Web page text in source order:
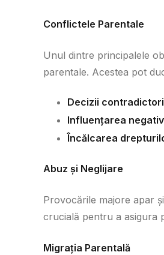
Conflictele Parentale
Unul dintre principalele
parentale. Acestea pot
Decizii
Influențarea
Încălcarea
Abuz și Neglijare
Provocările majore apar
crucială pentru a asigura
Migrația Parentală